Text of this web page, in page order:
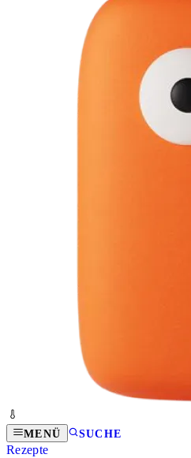
MENÜ SUCHE
Rezepte